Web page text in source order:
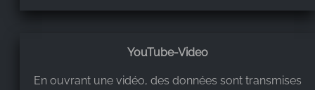
YouTube-Video
En ouvrant une vidéo, des données sont transmises